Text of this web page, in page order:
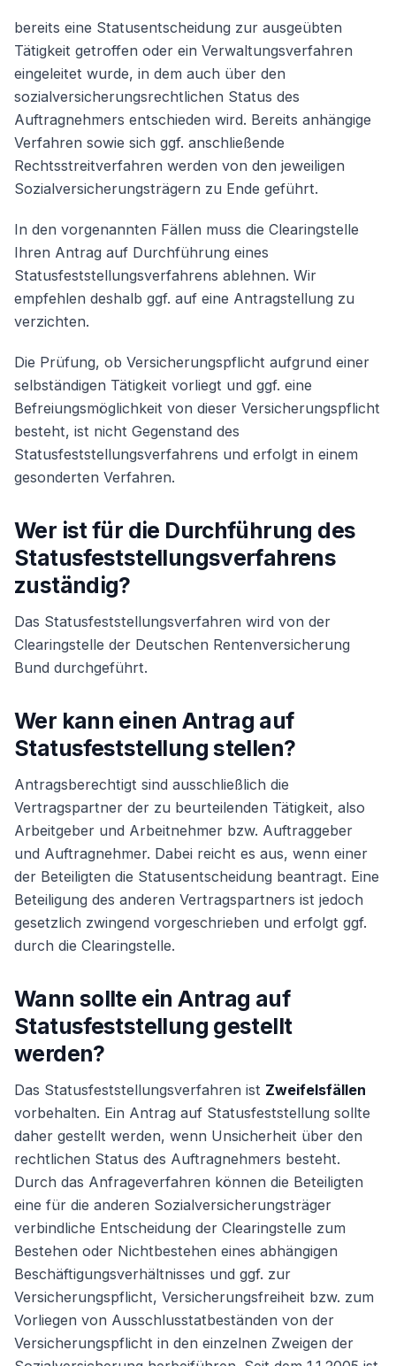
bereits eine Statusentscheidung zur ausgeübten
Tätigkeit getroffen oder ein Verwaltungsverfahren
eingeleitet wurde, in dem auch über den
sozialversicherungsrechtlichen Status des
Auftragnehmers entschieden wird. Bereits anhängige
Verfahren sowie sich ggf. anschließende
Rechtsstreitverfahren werden von den jeweiligen
Sozialversicherungsträgern zu Ende geführt.
In den vorgenannten Fällen muss die Clearingstelle
Ihren Antrag auf Durchführung eines
Statusfeststellungsverfahrens ablehnen. Wir
empfehlen deshalb ggf. auf eine Antragstellung zu
verzichten.
Die Prüfung, ob Versicherungspflicht aufgrund einer
selbständigen Tätigkeit vorliegt und ggf. eine
Befreiungsmöglichkeit von dieser Versicherungspflicht
besteht, ist nicht Gegenstand des
Statusfeststellungsverfahrens und erfolgt in einem
gesonderten Verfahren.
Wer ist für die Durchführung des
Statusfeststellungsverfahrens
zuständig?
Das Statusfeststellungsverfahren wird von der
Clearingstelle der Deutschen Rentenversicherung
Bund durchgeführt.
Wer kann einen Antrag auf
Statusfeststellung stellen?
Antragsberechtigt sind ausschließlich die
Vertragspartner der zu beurteilenden Tätigkeit, also
Arbeitgeber und Arbeitnehmer bzw. Auftraggeber
und Auftragnehmer. Dabei reicht es aus, wenn einer
der Beteiligten die Statusentscheidung beantragt. Eine
Beteiligung des anderen Vertragspartners ist jedoch
gesetzlich zwingend vorgeschrieben und erfolgt ggf.
durch die Clearingstelle.
Wann sollte ein Antrag auf
Statusfeststellung gestellt
werden?
Das Statusfeststellungsverfahren ist Zweifelsfällen
vorbehalten. Ein Antrag auf Statusfeststellung sollte
daher gestellt werden, wenn Unsicherheit über den
rechtlichen Status des Auftragnehmers besteht.
Durch das Anfrageverfahren können die Beteiligten
eine für die anderen Sozialversicherungsträger
verbindliche Entscheidung der Clearingstelle zum
Bestehen oder Nichtbestehen eines abhängigen
Beschäftigungsverhältnisses und ggf. zur
Versicherungspflicht, Versicherungsfreiheit bzw. zum
Vorliegen von Ausschlusstatbeständen von der
Versicherungspflicht in den einzelnen Zweigen der